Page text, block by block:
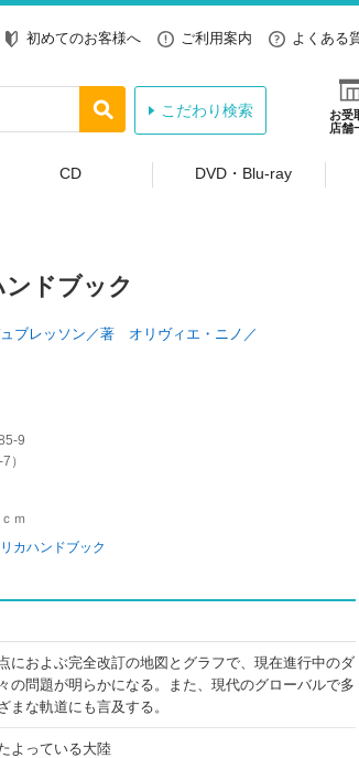
初めてのお客様へ ご利用案内 よくある
お受
店舗
こだわり検索
CD DVD・Blu-ray
ドブック
ブレッソン／著 オリヴィエ・ニノ／
9
7 ）
ｍ
カハンドブック
におよぶ完全改訂の地図とグラフで、現在進行中のダ
の問題が明らかになる。また、現代のグローバルで多
な軌道にも言及する。
よっている大陸